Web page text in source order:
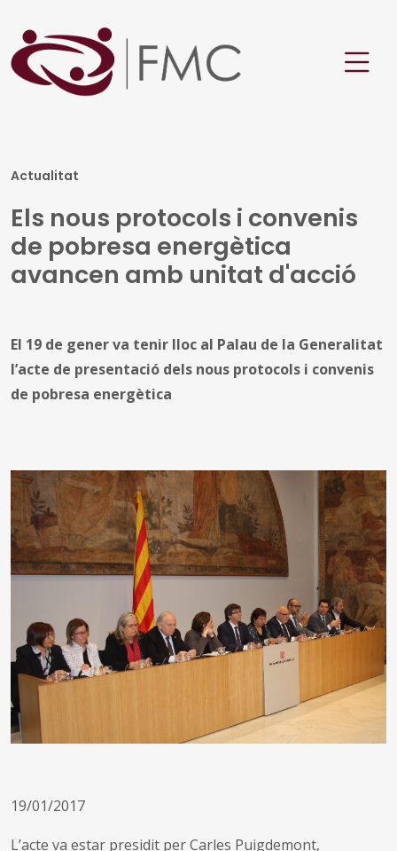
Actualitat
Els nous protocols i convenis
de pobresa energètica
avancen amb unitat d'acció
El 19 de gener va tenir lloc al Palau de la Generalitat
l’acte de presentació dels nous protocols i convenis
de pobresa energètica
19/01/2017
L’acte va estar presidit per Carles Puigdemont,